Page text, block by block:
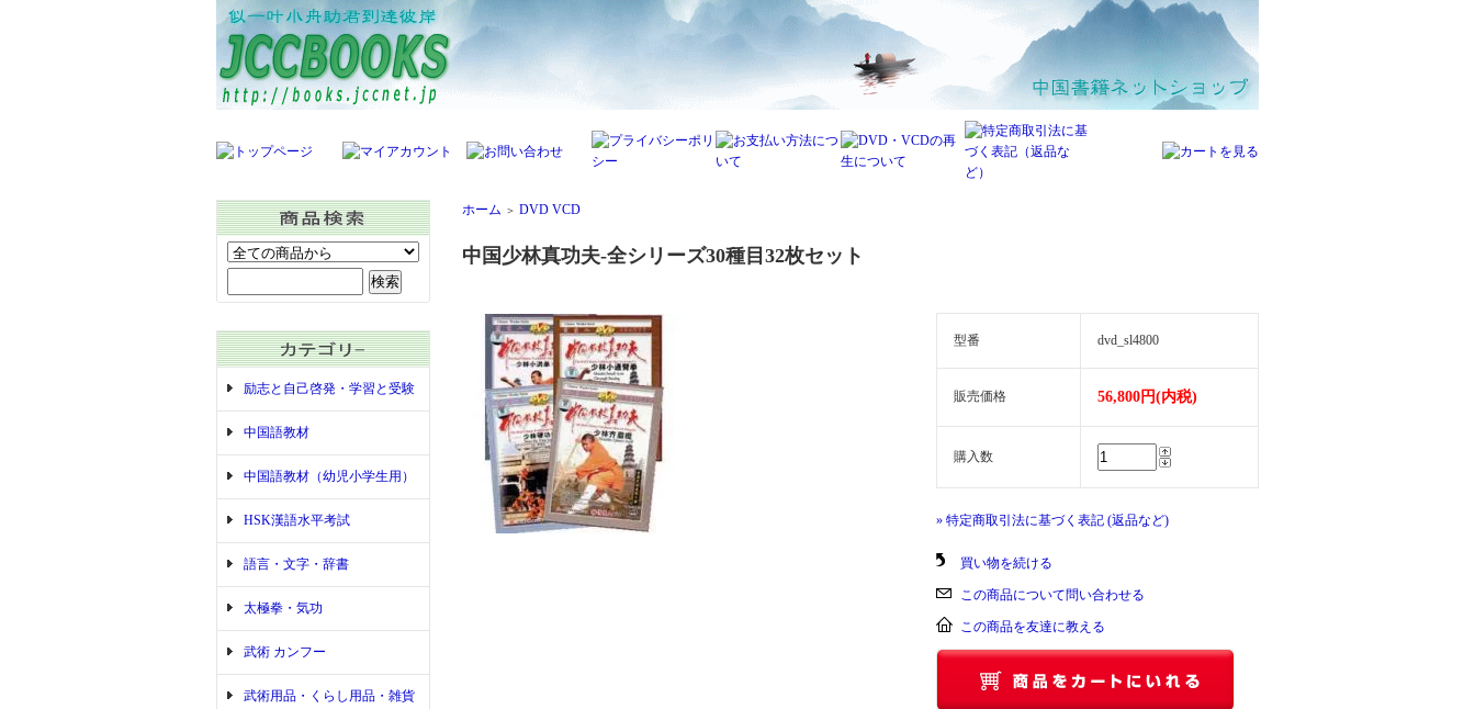
励志と自己啓発・学習と受験
中国語教材
中国語教材（幼児小学生用）
HSK漢語水平考試
語言・文字・辞書
太極拳・気功
武術 カンフー
武術用品・くらし用品・雑貨
ホーム ＞ DVD VCD
中国少林真功夫-全シリーズ30種目32枚セット
型番 dvd_sl4800
販売価格 56,800円(内税)
購入数
» 特定商取引法に基づく表記 (返品など)
買い物を続ける
この商品について問い合わせる
この商品を友達に教える